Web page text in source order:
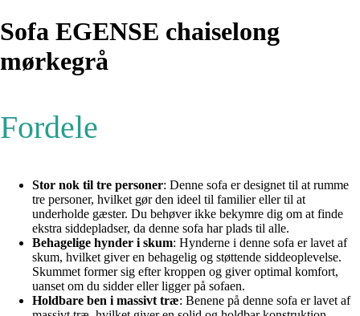
Sofa EGENSE chaiselong
mørkegrå
Fordele
Stor nok til tre personer: Denne sofa er designet til at rumme
tre personer, hvilket gør den ideel til familier eller til at
underholde gæster. Du behøver ikke bekymre dig om at finde
ekstra siddepladser, da denne sofa har plads til alle.
Behagelige hynder i skum: Hynderne i denne sofa er lavet af
skum, hvilket giver en behagelig og støttende siddeoplevelse.
Skummet former sig efter kroppen og giver optimal komfort,
uanset om du sidder eller ligger på sofaen.
Holdbare ben i massivt træ: Benene på denne sofa er lavet af